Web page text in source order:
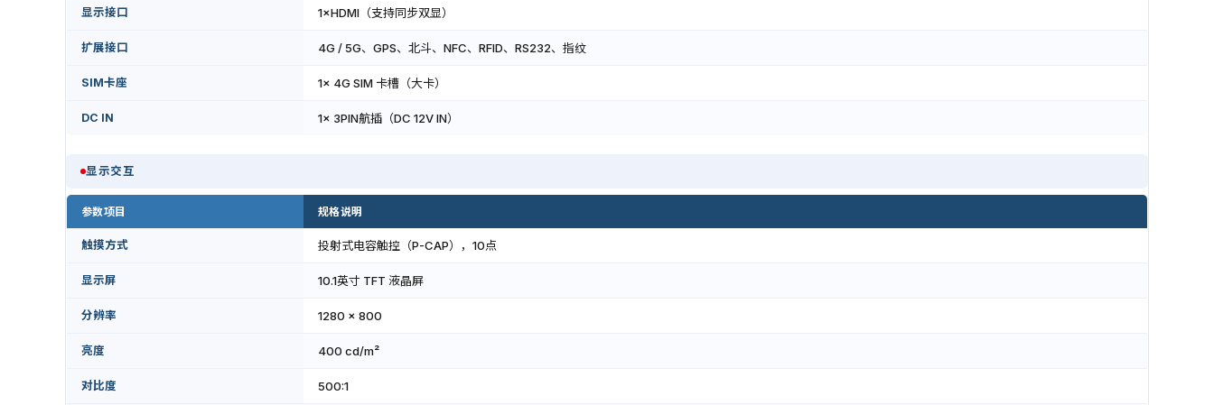
显示接口 1×HDMI（支持同步双显）
扩展接口 4G / 5G、GPS、北斗、NFC、RFID、RS232、指纹
SIM卡座 1x 4G SIM 卡槽（大卡）
DC IN 1x 3PIN航插（DC 12V IN）
显示交互
参数项目 规格说明
触摸方式 投射式电容触控（P-CAP），10点
显示屏 10.1英寸 TFT 液晶屏
分辨率 1280 × 800
亮度 400 cd/m²
对比度 500:1